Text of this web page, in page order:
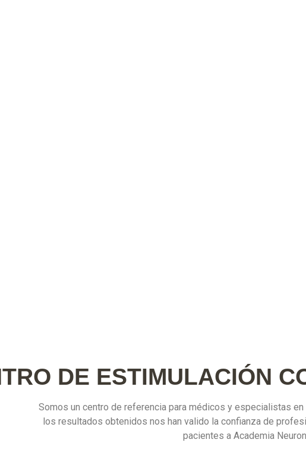
DE ESTIMULACIÓN
Somos un centro de referencia para médicos y especialistas
los resultados obtenidos nos han valido la confianza de
pacientes a Academia